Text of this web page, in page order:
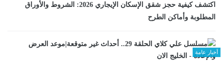
اكتشف كيفية حجز شقق الإسكان الإيجاري 2026: الشروط والأوراق
المطلوبة وأماكن الطرح
أخبار عامة